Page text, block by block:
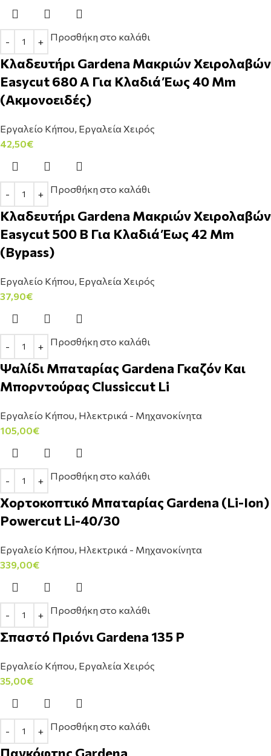
Προσθήκη στο καλάθι
Κλαδευτήρι Gardena Μακριών Χειρολαβών
Easycut 680 Α Για Κλαδιά Έως 40 Mm
(Ακμονοειδές)
Εργαλείο Κήπου, Εργαλεία Χειρός
42,50€
Προσθήκη στο καλάθι
Κλαδευτήρι Gardena Μακριών Χειρολαβών
Easycut 500 B Για Κλαδιά Έως 42 Mm
(Bypass)
Εργαλείο Κήπου, Εργαλεία Χειρός
37,90€
Προσθήκη στο καλάθι
Ψαλίδι Μπαταρίας Gardena Γκαζόν Και
Μπορντούρας Clussiccut Li
Εργαλείο Κήπου, Ηλεκτρικά - Μηχανοκίνητα
105,00€
Προσθήκη στο καλάθι
Χορτοκοπτικό Μπαταρίας Gardena (Li-Ion)
Powercut Li-40/30
Εργαλείο Κήπου, Ηλεκτρικά - Μηχανοκίνητα
339,00€
Προσθήκη στο καλάθι
Σπαστό Πριόνι Gardena 135 P
Εργαλείο Κήπου, Εργαλεία Χειρός
35,00€
Προσθήκη στο καλάθι
Πανκόφτης Gardena